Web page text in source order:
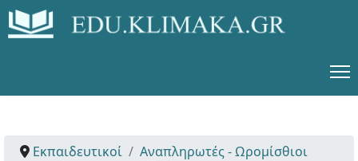
Εκπαιδευτικοί
Αναπληρωτές - Ωρομίσθιοι